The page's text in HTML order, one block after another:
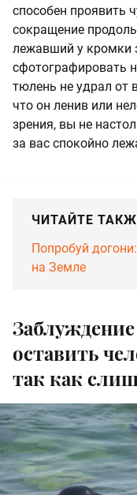
способен проявить
сокращение
лежавший у кромки
сфотографировать
тюлень не удрал от
что он ленив или
зрения, вы не
за вас спокойно
ЧИТАЙТЕ
Попробуй
на Земле
оставить
так как